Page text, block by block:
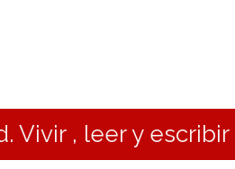
Vivir , leer y